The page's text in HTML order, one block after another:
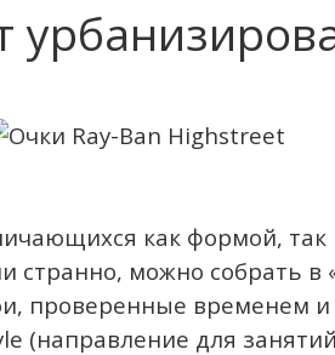
как формой,
странно, можно собрать
проверенные временем
(направление для